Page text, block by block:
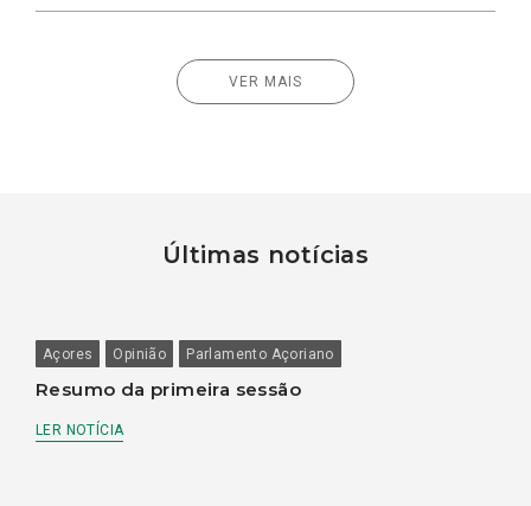
VER MAIS
Últimas notícias
Açores Opinião Parlamento Açoriano
Resumo da primeira sessão
LER NOTÍCIA